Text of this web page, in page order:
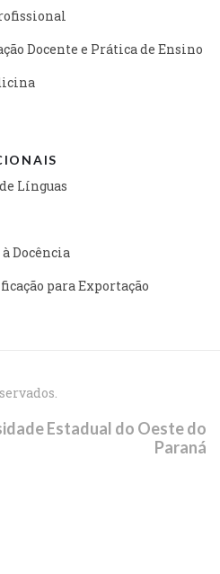
Docente e Prática de Ensino
Línguas
Docência
para Exportação
Estadual do Oeste do
Paraná